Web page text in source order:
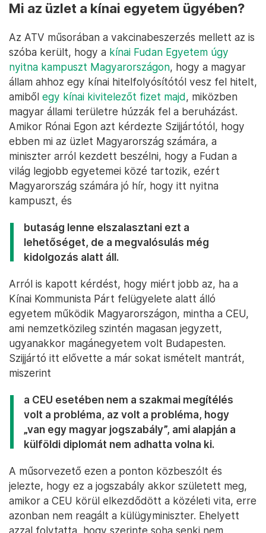
Mi az üzlet a kínai egyetem ügyében?
Az ATV műsorában a vakcinabeszerzés mellett az is
szóba került, hogy a kínai Fudan Egyetem úgy
nyitna kampuszt Magyarországon, hogy a magyar
állam ahhoz egy kínai hitelfolyósítótól vesz fel hitelt,
amiből egy kínai kivitelezőt fizet majd, miközben
magyar állami területre húzzák fel a beruházást.
Amikor Rónai Egon azt kérdezte Szijjártótól, hogy
ebben mi az üzlet Magyarország számára, a
miniszter arról kezdett beszélni, hogy a Fudan a
világ legjobb egyetemei közé tartozik, ezért
Magyarország számára jó hír, hogy itt nyitna
kampuszt, és
butaság lenne elszalasztani ezt a
lehetőséget, de a megvalósulás még
kidolgozás alatt áll.
Arról is kapott kérdést, hogy miért jobb az, ha a
Kínai Kommunista Párt felügyelete alatt álló
egyetem működik Magyarországon, mintha a CEU,
ami nemzetközileg szintén magasan jegyzett,
ugyanakkor magánegyetem volt Budapesten.
Szijjártó itt elővette a már sokat ismételt mantrát,
miszerint
a CEU esetében nem a szakmai megítélés
volt a probléma, az volt a probléma, hogy
„van egy magyar jogszabály”, ami alapján a
külföldi diplomát nem adhatta volna ki.
A műsorvezető ezen a ponton közbeszólt és
jelezte, hogy ez a jogszabály akkor született meg,
amikor a CEU körül elkezdődött a közéleti vita, erre
azonban nem reagált a külügyminiszter. Ehelyett
azzal folytatta, hogy szerinte soha senki nem